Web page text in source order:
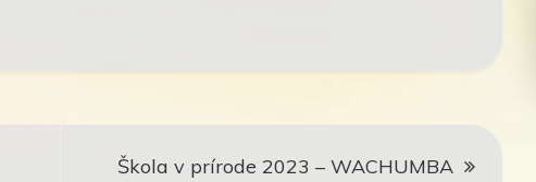
Škola v prírode 2023 – WACHUMBA